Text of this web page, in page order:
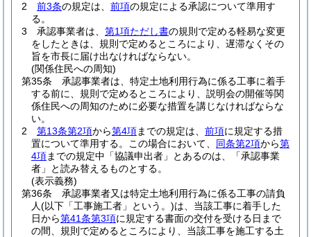
2
前3条の規定は、 前項の規定による承認について準用す
る。
3
承認事業者は、 第1項ただし書の規則で定める軽易な変更
をしたときは、規則で定めるところにより、遅滞なくその
旨を市長に届け出なければならない。
(関係住民への周知)
第35条
承認事業者は、特定土地利用行為に係る工事に着手
する前に、規則で定めるところにより、説明会の開催等関
係住民への周知のために必要な措置を講じなければならな
い。
2
第13条第2項から第4項までの規定は、 前項に規定する措
置について準用する。
この場合において、 同条第2項から第
4項までの規定中「協議申出者」とあるのは、「承認事業
者」と読み替えるものとする。
(表示義務)
第36条
承認事業者又は特定土地利用行為に係る工事の請負
人(以下「工事施工者」という。)は、当該工事に着手した
日から第41条第3項に規定する書面の交付を受ける日まで
の間、規則で定めるところにより、当該工事を施工する土